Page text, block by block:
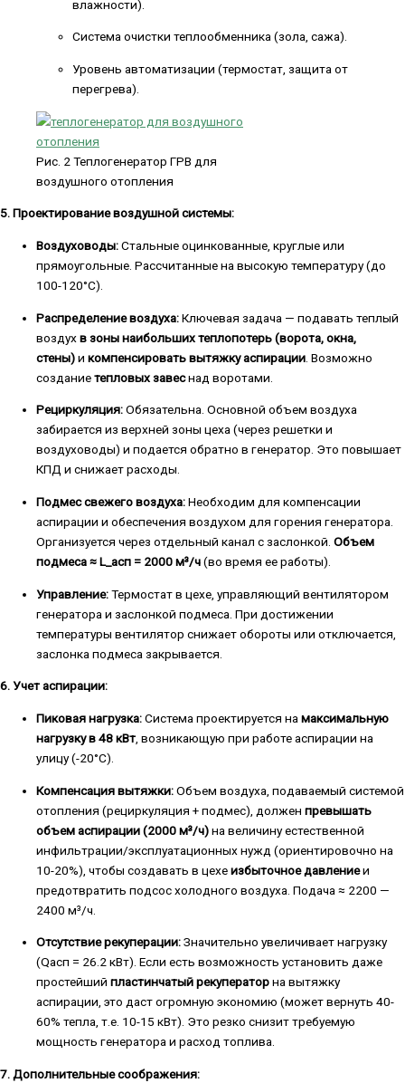
влажности).
Система очистки теплообменника (зола, сажа).
Уровень автоматизации (термостат, защита от
перегрева).
Рис. 2 Теплогенератор ГРВ для
воздушного отопления
5. Проектирование воздушной системы:
Воздуховоды:Стальные оцинкованные, круглые или
прямоугольные. Рассчитанные на высокую температуру (до
100-120°С).
Распределение воздуха:Ключевая задача — подавать теплый
воздухв зоны наибольших теплопотерь (ворота, окна,
стены)и компенсировать вытяжку аспирации . Возможно
созданиетепловых завеснад воротами.
Рециркуляция:Обязательна. Основной объем воздуха
забирается из верхней зоны цеха (через решетки и
воздуховоды) и подается обратно в генератор. Это повышает
КПД и снижает расходы.
Подмес свежего воздуха:Необходим для компенсации
аспирации и обеспечения воздухом для горения генератора.
Организуется через отдельный канал с заслонкой. Объем
подмеса ≈ L_асп = 2000 м³/ч(во время ее работы).
Управление:Термостат в цехе, управляющий вентилятором
генератора и заслонкой подмеса. При достижении
температуры вентилятор снижает обороты или отключается,
заслонка подмеса закрывается.
6. Учет аспирации:
Пиковая нагрузка:Система проектируется на максимальную
нагрузку в 48 кВт , возникающую при работе аспирации на
улицу (-20°C).
Компенсация вытяжки:Объем воздуха, подаваемый системой
отопления (рециркуляция + подмес), должен превышать
объем аспирации (2000 м³/ч)на величину естественной
инфильтрации/эксплуатационных нужд (ориентировочно на
10-20%), чтобы создавать в цехеизбыточное давлениеи
предотвратить подсос холодного воздуха. Подача ≈ 2200 —
2400 м³/ч.
Отсутствие рекуперации:Значительно увеличивает нагрузку
(Qасп = 26.2 кВт). Если есть возможность установить даже
простейший пластинчатый рекуператорна вытяжку
аспирации, это даст огромную экономию (может вернуть 40-
60% тепла, т.е. 10-15 кВт). Это резко снизит требуемую
мощность генератора и расход топлива.
7. Дополнительные соображения: